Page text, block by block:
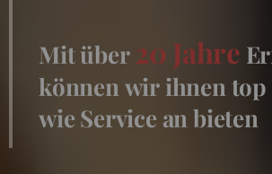
Mit über 20 Jahre
können wir ihnen top
wie Service an bieten